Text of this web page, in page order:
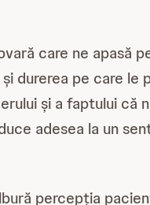
care ne apasă
durerea pe care
și a faptului că
adesea la un
percepția